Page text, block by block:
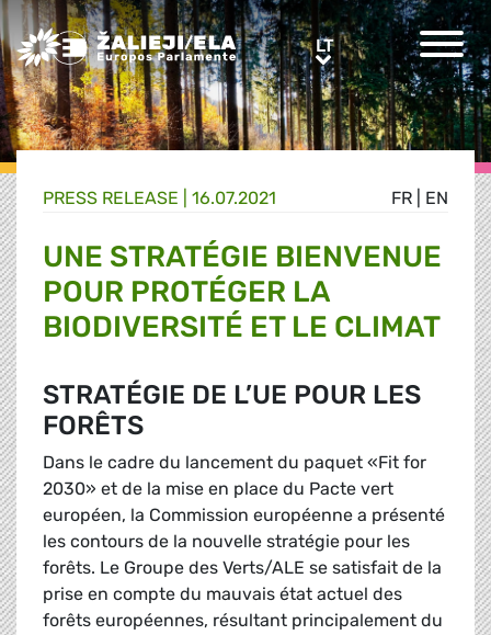
Greens/EFA Home LTLT
FR EN
PRESS RELEASE | 16.07.2021
UNE STRATÉGIE BIENVENUE
POUR PROTÉGER LA
BIODIVERSITÉ ET LE CLIMAT
STRATÉGIE DE L’UE POUR LES
FORÊTS
Dans le cadre du lancement du paquet «Fit for
2030» et de la mise en place du Pacte vert
européen, la Commission européenne a présenté
les contours de la nouvelle stratégie pour les
forêts. Le Groupe des Verts/ALE se satisfait de la
prise en compte du mauvais état actuel des
forêts européennes, résultant principalement du